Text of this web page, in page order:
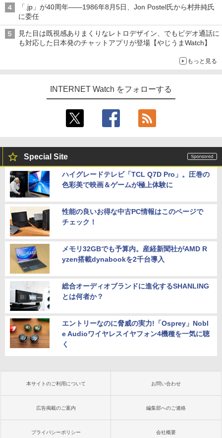
「.jp」が40周年――1986年8月5日、Jon Postel氏から村井純氏
に委任
見た目は既視感ありまくりなレトロデザイン、でもビデオ通話に
も対応した日本発のチャットアプリが登場【やじうまWatch】
もっと見る
INTERNET Watch をフォローする
Special Site
ハイグレードテレビ「TCL Q7D Pro」。圧巻の
色彩美で映画＆ゲームが極上体験に
性能の良いお得な中古PC情報はこのページで
チェック！
メモリ32GBでも予算内。産経新聞社がAMD R
yzen搭載dynabookを2千台導入
総合オーディオブランドに進化するSHANLING
とは何者か？
エントリーなのに脅威の実力!「Osprey」Nobl
e Audioワイヤレスイヤフォン4機種を一気に聴
く
本サイトのご利用について お問い合わせ
広告掲載のご案内 編集部へのご連絡
プライバシーポリシー 会社概要